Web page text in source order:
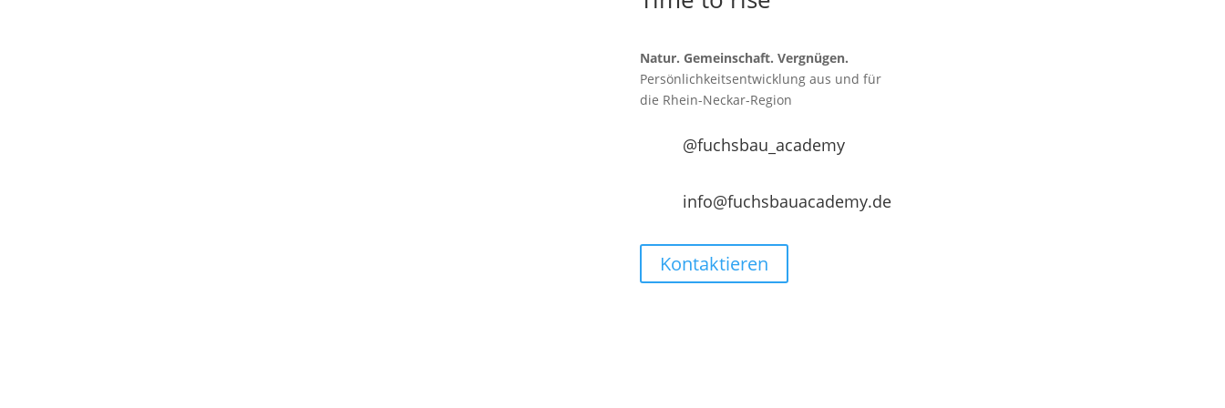
Natur. Gemeinschaft. Vergnügen.
Persönlichkeitsentwicklung aus und für
die Rhein-Neckar-Region
@fuchsbau_academy
info@fuchsbauacademy.de
Kontaktieren